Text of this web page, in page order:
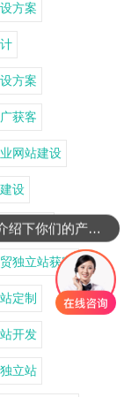
方案
方案
获客
网站建设
设
站推广
独立站获客
定制
开发
立站
可以介绍下你们的产品么